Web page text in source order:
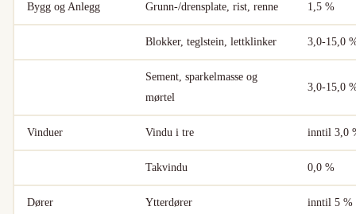
Bygg og Anlegg Grunn-/drensplate, rist, renne 1,5 %
Blokker, teglstein, lettklinker 3,0-15,0
Sement, sparkelmasse og
mørtel
3,0-15,0
Vinduer Vindu i tre inntil 3,0
Takvindu 0,0 %
Dører Ytterdører inntil 5 %